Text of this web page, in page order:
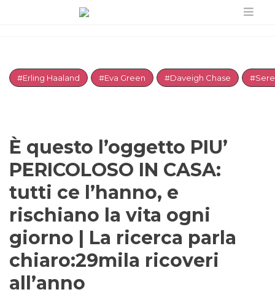
#Erling Haaland #Eva Green #Daveigh Chase
È questo l’oggetto PIU’
PERICOLOSO IN CASA:
tutti ce l’hanno, e
rischiano la vita ogni
giorno | La ricerca parla
chiaro:29mila ricoveri
all’anno